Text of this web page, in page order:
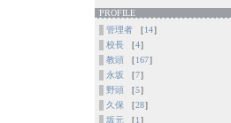
PROFILE
管理者 ［14］
校長 ［4］
教頭 ［167］
永坂 ［7］
野頭 ［5］
久保 ［28］
坂元 ［1 ］